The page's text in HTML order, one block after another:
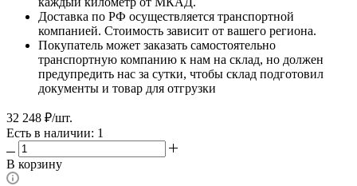
Доставка по РФ осуществляется транспортной
компанией. Стоимость зависит от вашего региона.
Покупатель может заказать самостоятельно
транспортную компанию к нам на склад, но должен
предупредить нас за сутки, чтобы склад подготовил
документы и товар для отгрузки
32 248 ₽/шт.
Есть в наличии: 1
В корзину